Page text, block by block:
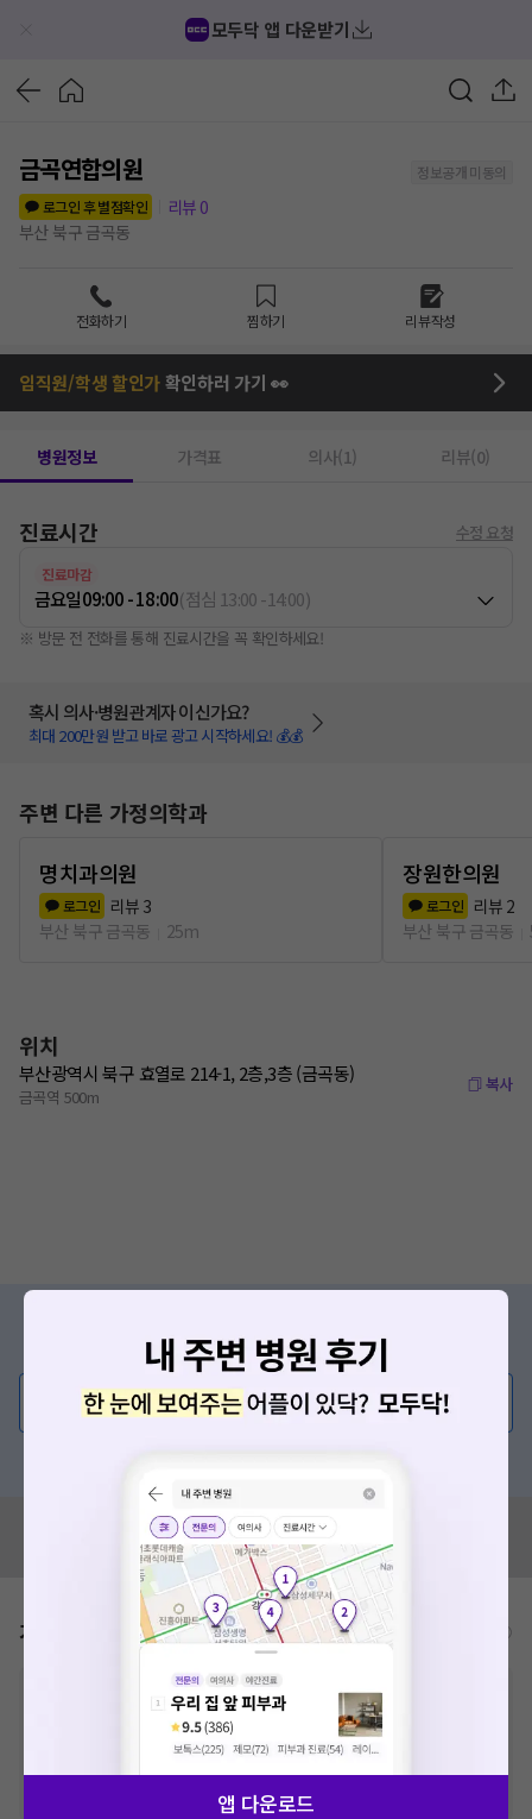
모두닥 앱 다운받기
금곡연합의원
정보공개 미동의
로그인 후 별점확인
리뷰 0
부산 북구 금곡동
전화하기 찜하기 리뷰작성
임직원/학생 할인가확인하러 가기 👀
병원정보 가격표 의사(1) 리뷰(0)
진료시간 수정 요청
진료마감
금요일09:00 - 18:00(점심 13:00-14:00)
※ 방문 전 전화를 통해 진료시간을 꼭 확인하세요!
혹시 의사·병원관계자 이신가요?
최대 200만원 받고 바로 광고 시작하세요! 💰💰
주변 다른 가정의학과
명치과의원
로그인 리뷰 3
부산 북구 금곡동
25m
장원한의원
로그인 리뷰 2
부산 북구 금곡동
위치
부산광역시 북구 효열로 214-1, 2층,3층 (금곡동)
금곡역 500m
복사
증상/치료, 궁금한 점이 있나요?
의사가 직접 답해드려요!
💬 무엇이든 물어보세요
혹시 잘못된 병원정보가 있나요?
모두닥 팀에 알려주세요!
가격표 비급여/급여 진료란?
추가비용 등으로 실제 가격과 상이할 수 있으니, 정확
한 가격은 해당 의료기관에 직접 문의해주세요.
건강보험심사평가원
에 고지되어 있는 급여 진료 기준 가
격입니다. (진료와 연관된 복합적인 비용이 추가되어, 병원마다 금액이 다르게
산정될 수 있는 점 참고 바랍니다.)
VAT 포함앱 다운로드